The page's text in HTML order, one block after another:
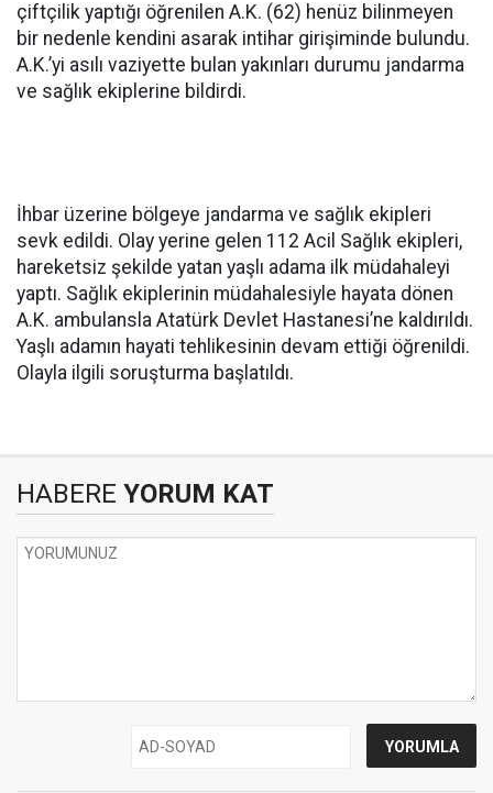
çiftçilik yaptığı öğrenilen A.K. (62) henüz bilinmeyen
bir nedenle kendini asarak intihar girişiminde bulundu.
A.K.’yi asılı vaziyette bulan yakınları durumu jandarma
ve sağlık ekiplerine bildirdi.
İhbar üzerine bölgeye jandarma ve sağlık ekipleri
sevk edildi. Olay yerine gelen 112 Acil Sağlık ekipleri,
hareketsiz şekilde yatan yaşlı adama ilk müdahaleyi
yaptı. Sağlık ekiplerinin müdahalesiyle hayata dönen
A.K. ambulansla Atatürk Devlet Hastanesi’ne kaldırıldı.
Yaşlı adamın hayati tehlikesinin devam ettiği öğrenildi.
Olayla ilgili soruşturma başlatıldı.
HABERE YORUM KAT